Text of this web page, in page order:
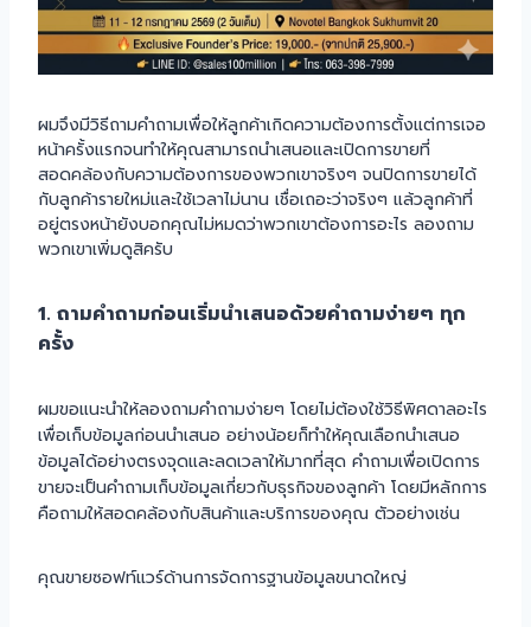
ผมจึงมีวิธีถามคำถามเพื่อให้ลูกค้าเกิดความต้องการตั้งแต่การเจอ
หน้าครั้งแรกจนทำให้คุณสามารถนำเสนอและเปิดการขายที่
สอดคล้องกับความต้องการของพวกเขาจริงๆ จนปิดการขายได้
กับลูกค้ารายใหม่และใช้เวลาไม่นาน เชื่อเถอะว่าจริงๆ แล้วลูกค้าที่
อยู่ตรงหน้ายังบอกคุณไม่หมดว่าพวกเขาต้องการอะไร ลองถาม
พวกเขาเพิ่มดูสิครับ
1. ถามคำถามก่อนเริ่มนำเสนอด้วยคำถามง่ายๆ ทุก
ครั้ง
ผมขอแนะนำให้ลองถามคำถามง่ายๆ โดยไม่ต้องใช้วิธีพิศดาลอะไร
เพื่อเก็บข้อมูลก่อนนำเสนอ อย่างน้อยก็ทำให้คุณเลือกนำเสนอ
ข้อมูลได้อย่างตรงจุดและลดเวลาให้มากที่สุด คำถามเพื่อเปิดการ
ขายจะเป็นคำถามเก็บข้อมูลเกี่ยวกับธุรกิจของลูกค้า โดยมีหลักการ
คือถามให้สอดคล้องกับสินค้าและบริการของคุณ ตัวอย่างเช่น
คุณขายซอฟท์แวร์ด้านการจัดการฐานข้อมูลขนาดใหญ่